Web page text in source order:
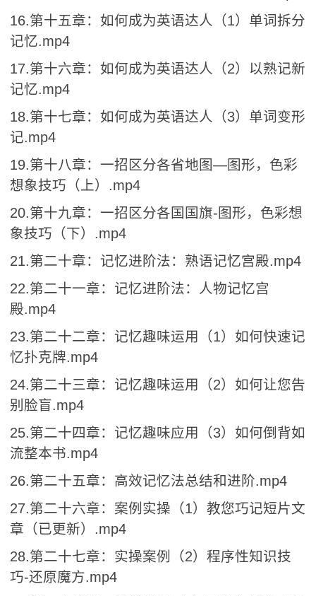
16.第十五章：如何成为英语达人（1）单词拆分
记忆.mp4
17.第十六章：如何成为英语达人（2）以熟记新
记忆.mp4
18.第十七章：如何成为英语达人（3）单词变形
记.mp4
19.第十八章：一招区分各省地图—图形，色彩
想象技巧（上）.mp4
20.第十九章：一招区分各国国旗-图形，色彩想
象技巧（下）.mp4
21.第二十章：记忆进阶法：熟语记忆宫殿.mp4
22.第二十一章：记忆进阶法：人物记忆宫
殿.mp4
23.第二十二章：记忆趣味运用（1）如何快速记
忆扑克牌.mp4
24.第二十三章：记忆趣味运用（2）如何让您告
别脸盲.mp4
25.第二十四章：记忆趣味应用（3）如何倒背如
流整本书.mp4
26.第二十五章：高效记忆法总结和进阶.mp4
27.第二十六章：案例实操（1）教您巧记短片文
章（已更新）.mp4
28.第二十七章：实操案例（2）程序性知识技
巧-还原魔方.mp4